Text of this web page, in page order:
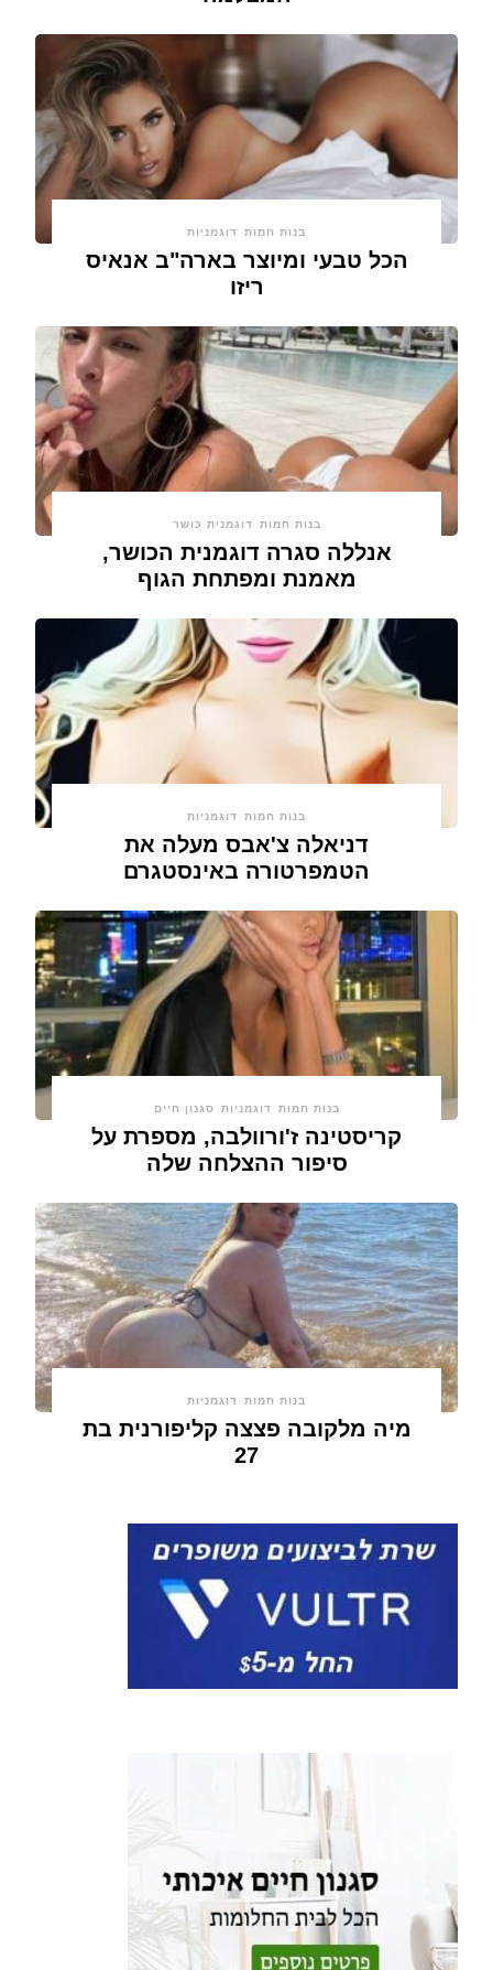
בנות חמות דוגמניות
הכל טבעי ומיוצר בארה"ב אנאיס
ריזו
בנות חמות דוגמנית כושר
אנללה סגרה דוגמנית הכושר,
מאמנת ומפתחת הגוף
בנות חמות דוגמניות
דניאלה צ'אבס מעלה את
הטמפרטורה באינסטגרם
בנות חמות דוגמניות סגנון חיים
קריסטינה ז'ורוולבה, מספרת על
סיפור ההצלחה שלה
בנות חמות דוגמניות
מיה מלקובה פצצה קליפורנית בת
27